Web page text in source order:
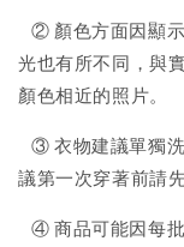
② 顏色方面因顯
光也有所不同，與
顏色相近的照片。
③ 衣物建議單獨
議第一次穿著前請
④ 商品可能因每